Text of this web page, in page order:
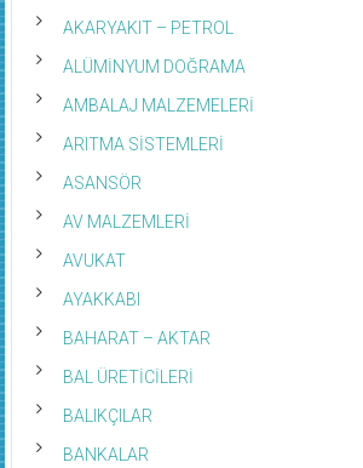
AKARYAKIT – PETROL
ALÜMİNYUM DOĞRAMA
AMBALAJ MALZEMELERİ
ARITMA SİSTEMLERİ
ASANSÖR
AV MALZEMLERİ
AVUKAT
AYAKKABI
BAHARAT – AKTAR
BAL ÜRETİCİLERİ
BALIKÇILAR
BANKALAR